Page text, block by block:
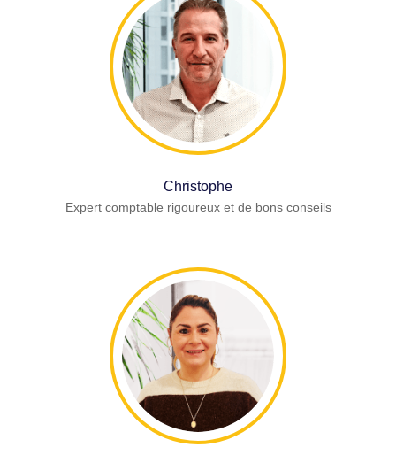
Christophe
Expert comptable rigoureux et de bons conseils